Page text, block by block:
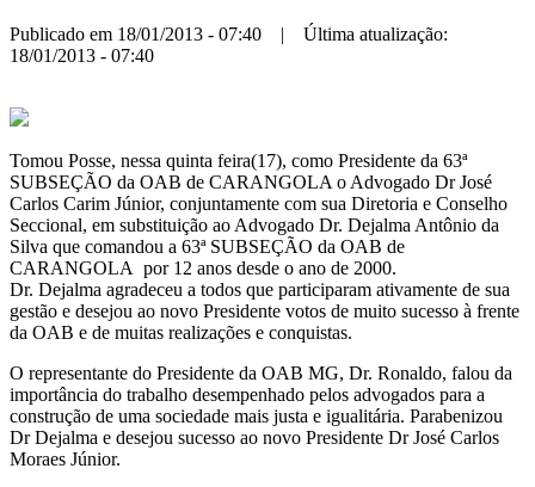
Publicado em 18/01/2013 - 07:40 | Última atualização:
18/01/2013 - 07:40
Tomou Posse, nessa quinta feira(17), como Presidente da 63ª
SUBSEÇÃO da OAB de CARANGOLA o Advogado Dr José
Carlos Carim Júnior, conjuntamente com sua Diretoria e Conselho
Seccional, em substituição ao Advogado Dr. Dejalma Antônio da
Silva que comandou a 63ª SUBSEÇÃO da OAB de
CARANGOLA por 12 anos desde o ano de 2000.
Dr. Dejalma agradeceu a todos que participaram ativamente de sua
gestão e desejou ao novo Presidente votos de muito sucesso à frente
da OAB e de muitas realizações e conquistas.
O representante do Presidente da OAB MG, Dr. Ronaldo, falou da
importância do trabalho desempenhado pelos advogados para a
construção de uma sociedade mais justa e igualitária. Parabenizou
Dr Dejalma e desejou sucesso ao novo Presidente Dr José Carlos
Moraes Júnior.